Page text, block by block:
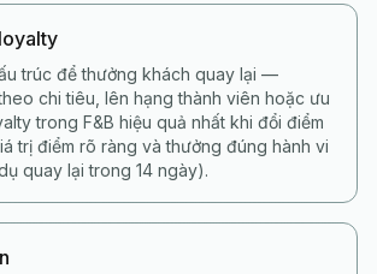
trúc để thưởng khách quay lại —
chi tiêu, lên hạng thành viên hoặc ưu
trong F&B hiệu quả nhất khi đổi điểm
trị điểm rõ ràng và thưởng đúng hành vi
quay lại trong 14 ngày).